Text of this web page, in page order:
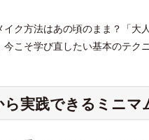
ク方法はあの頃のまま？「大
こそ学び直したい基本のテク
実践できるミニマ